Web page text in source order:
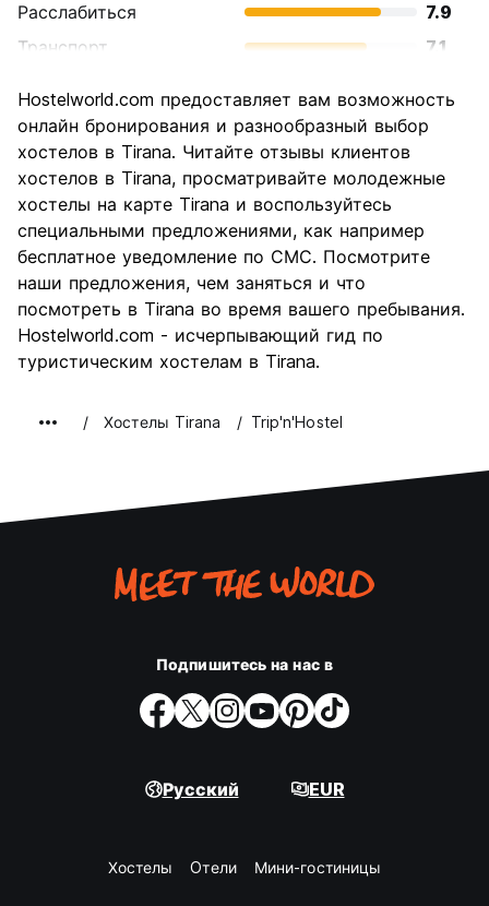
Расслабиться
7.9
Транспорт
7.1
достопримечательностей
6.7
Культура
Ночная жизнь
7.6
Соотношение цены и
качества
Hostelworld.com предоставляет вам возможность
онлайн бронирования и разнообразный выбор
хостелов в Tirana. Читайте отзывы клиентов
хостелов в Tirana, просматривайте молодежные
хостелы на карте Tirana и воспользуйтесь
специальными предложениями, как например
бесплатное уведомление по СМС. Посмотрите
наши предложения, чем заняться и что
посмотреть в Tirana во время вашего пребывания.
Hostelworld.com - исчерпывающий гид по
туристическим хостелам в Tirana.
Хостелы Tirana Trip'n'Hostel
Подпишитесь на нас в
Русский EUR
Хостелы Oтели Мини-гостиницы